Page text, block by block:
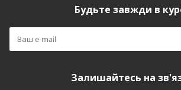
Будьте завжди в
Залишайтесь на